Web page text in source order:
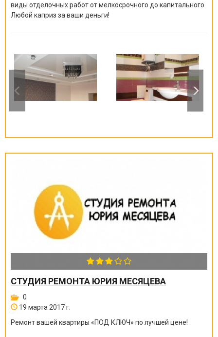
виды отделочных работ от мелкосрочного до капитального.
Любой каприз за ваши деньги!
СТУДИЯ РЕМОНТА ЮРИЯ МЕСЯЦЕВА
0
19 марта 2017 г.
Ремонт вашей квартиры «ПОД КЛЮЧ» по лучшей цене!